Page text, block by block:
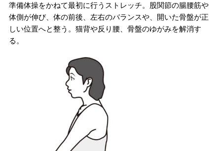
準備体操をかねて最初に行うストレッチ。股関節の腸腰筋や
体側が伸び、体の前後、左右のバランスや、開いた骨盤が正
しい位置へと整う。猫背や反り腰、骨盤のゆがみを解消す
る。